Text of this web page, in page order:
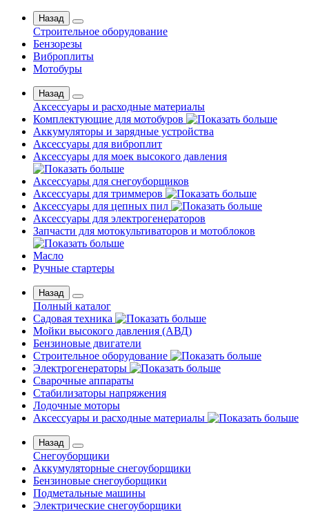
Назад
Строительное оборудование
Бензорезы
Виброплиты
Мотобуры
Назад
Аксессуары и расходные материалы
Комплектующие для мотобуров
Аккумуляторы и зарядные устройства
Аксессуары для виброплит
Аксессуары для моек высокого давления
Аксессуары для снегоуборщиков
Аксессуары для триммеров
Аксессуары для цепных пил
Аксессуары для электрогенераторов
Запчасти для мотокультиваторов и мотоблоков
Масло
Ручные стартеры
Назад
Полный каталог
Садовая техника
Мойки высокого давления (АВД)
Бензиновые двигатели
Строительное оборудование
Электрогенераторы
Сварочные аппараты
Стабилизаторы напряжения
Лодочные моторы
Аксессуары и расходные материалы
Назад
Снегоуборщики
Аккумуляторные снегоуборщики
Бензиновые снегоуборщики
Подметальные машины
Электрические снегоуборщики